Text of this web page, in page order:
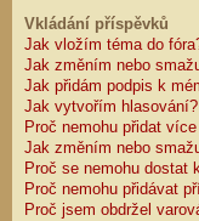
Vkládání příspěvků
Jak vložím téma do
Jak změním nebo
Jak přidám podpis k
Jak vytvořím hlasování?
Proč nemohu přidat
Jak změním nebo
Proč se nemohu dostat
Proč nemohu přidávat
Proč jsem obdržel